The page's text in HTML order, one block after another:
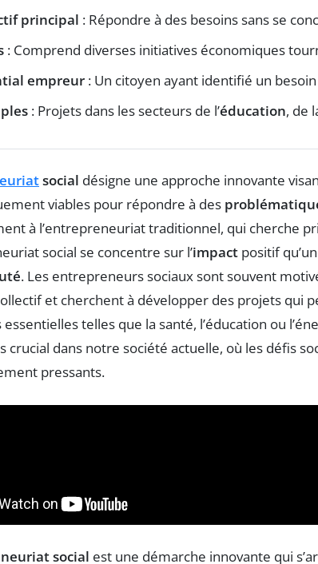
principal : Répondre à des besoins sans se
: Comprend diverses initiatives économiques
empreur : Un citoyen ayant identifié un
: Projets dans les secteurs de l’éducation, de
social désigne une approche innovante
viables pour répondre à des
à l’entrepreneuriat traditionnel, qui cherche
social se concentre sur l’impact positif
. Les entrepreneurs sociaux sont souvent
et cherchent à développer des projets qui
telles que la santé, l’éducation ou
crucial dans notre société actuelle, où les défis
pressants.
social est une démarche innovante qui